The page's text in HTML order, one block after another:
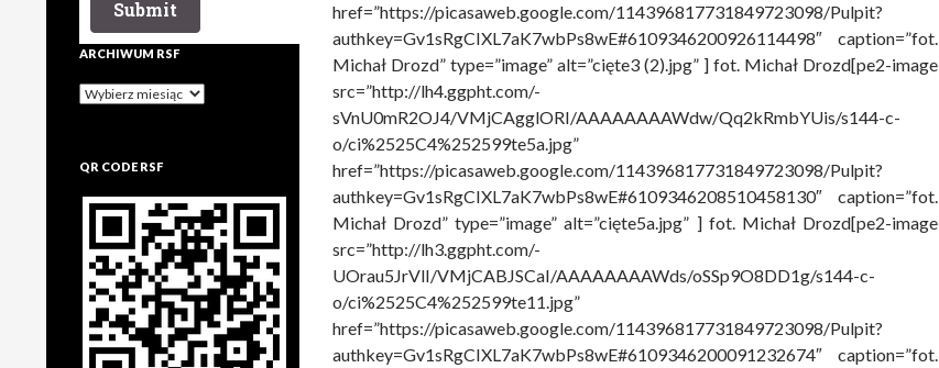
href=”https://picasaweb.google.com/114396817731849723098/Pulpit?
authkey=Gv1sRgCIXL7aK7wbPs8wE#6109346200926114498″ caption=”fot.
Michał Drozd” type=”image” alt=”cięte3 (2).jpg” ] fot. Michał Drozd[pe2-image
src=”http://lh4.ggpht.com/-
sVnU0mR2OJ4/VMjCAgglORI/AAAAAAAAWdw/Qq2kRmbYUis/s144-c-
o/ci%2525C4%252599te5a.jpg”
href=”https://picasaweb.google.com/114396817731849723098/Pulpit?
authkey=Gv1sRgCIXL7aK7wbPs8wE#6109346208510458130″ caption=”fot.
Michał Drozd” type=”image” alt=”cięte5a.jpg” ] fot. Michał Drozd[pe2-image
src=”http://lh3.ggpht.com/-
UOrau5JrVlI/VMjCABJSCaI/AAAAAAAAWds/oSSp9O8DD1g/s144-c-
o/ci%2525C4%252599te11.jpg”
href=”https://picasaweb.google.com/114396817731849723098/Pulpit?
authkey=Gv1sRgCIXL7aK7wbPs8wE#6109346200091232674″ caption=”fot.
ARCHIWUM RSF
Archiwum
QR CODE RSF